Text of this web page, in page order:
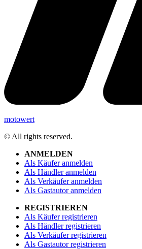
motowert
© All rights reserved.
ANMELDEN
Als Käufer anmelden
Als Händler anmelden
Als Verkäufer anmelden
Als Gastautor anmelden
REGISTRIEREN
Als Käufer registrieren
Als Händler registrieren
Als Verkäufer registrieren
Als Gastautor registrieren